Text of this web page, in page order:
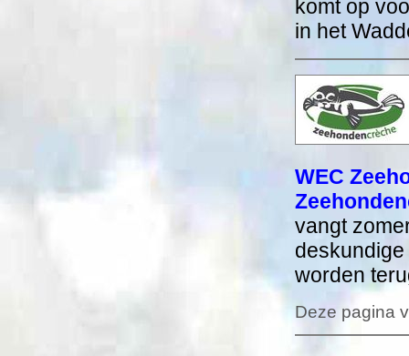
komt op
in het
WEC
vangt
worden
Deze pagina